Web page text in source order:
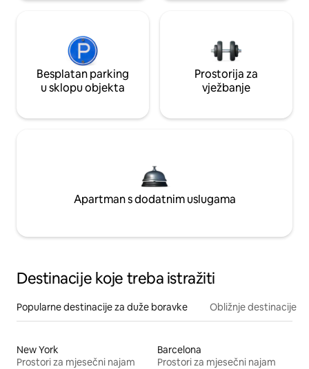
Besplatan parking
u sklopu objekta
Prostorija za
vježbanje
Apartman s dodatnim uslugama
Destinacije koje treba istražiti
Popularne destinacije za duže boravke Obližnje destinacije
New York
Prostori za mjesečni najam
Barcelona
Prostori za mjesečni najam